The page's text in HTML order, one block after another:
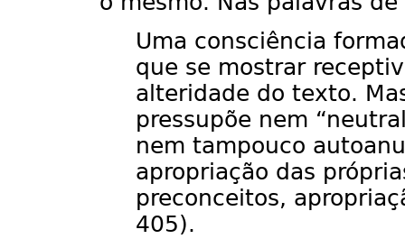
Uma consciência
que se mostrar
alteridade do texto.
pressupõe nem
nem tampouco
apropriação das
preconceitos,
405).